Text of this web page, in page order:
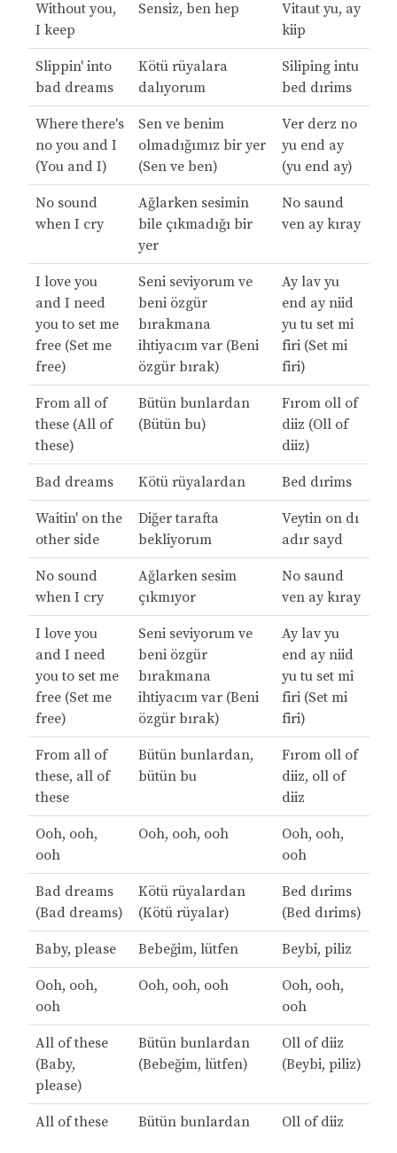
Without you,
I keep
Sensiz, ben hep
Vitaut yu, ay
kiip
Slippin' into
bad dreams
Kötü rüyalara
dalıyorum
Siliping intu
bed dırims
Where there's
no you and I
(You and I)
Sen ve benim
olmadığımız bir yer
(Sen ve ben)
Ver derz no
yu end ay
(yu end ay)
No sound
when I cry
Ağlarken sesimin
bile çıkmadığı bir
yer
No saund
ven ay kıray
I love you
and I need
you to set me
free (Set me
free)
Seni seviyorum ve
beni özgür
bırakmana
ihtiyacım var (Beni
özgür bırak)
Ay lav yu
end ay niid
yu tu set mi
firi (Set mi
firi)
From all of
these (All of
these)
Bütün bunlardan
(Bütün bu)
Fırom oll of
diiz (Oll of
diiz)
Bad dreams Kötü rüyalardan Bed dırims
Waitin' on the
other side
Diğer tarafta
bekliyorum
Veytin on dı
adır sayd
No sound
when I cry
Ağlarken sesim
çıkmıyor
No saund
ven ay kıray
I love you
and I need
you to set me
free (Set me
free)
Seni seviyorum ve
beni özgür
bırakmana
ihtiyacım var (Beni
özgür bırak)
Ay lav yu
end ay niid
yu tu set mi
firi (Set mi
firi)
From all of
these, all of
these
Bütün bunlardan,
bütün bu
Fırom oll of
diiz, oll of
diiz
Ooh, ooh,
ooh
Ooh, ooh, ooh
Ooh, ooh,
ooh
Bad dreams
(Bad dreams)
Kötü rüyalardan
(Kötü rüyalar)
Bed dırims
(Bed dırims)
Baby, please Bebeğim, lütfen Beybi, piliz
Ooh, ooh,
ooh
Ooh, ooh, ooh
Ooh, ooh,
ooh
All of these
(Baby,
please)
Bütün bunlardan
(Bebeğim, lütfen)
Oll of diiz
(Beybi, piliz)
All of these Bütün bunlardan Oll of diiz